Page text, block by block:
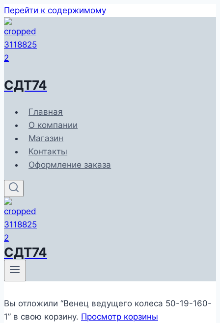
Перейти к содержимому
СДТ74
Главная
О компании
Магазин
Контакты
Оформление заказа
СДТ74
Вы отложили “Венец ведущего колеса 50-19-160-
1” в свою корзину. Просмотр корзины